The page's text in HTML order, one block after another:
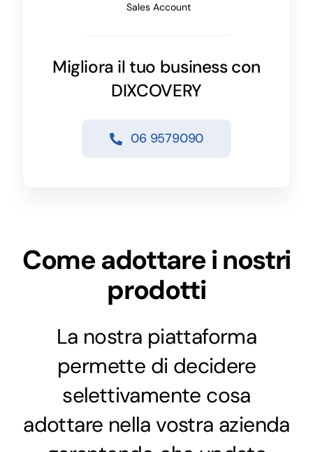
Sales Account
Migliora il tuo business con
DIXCOVERY
06 9579090
Come adottare i nostri
prodotti
La nostra piattaforma
permette di decidere
selettivamente cosa
adottare nella vostra azienda